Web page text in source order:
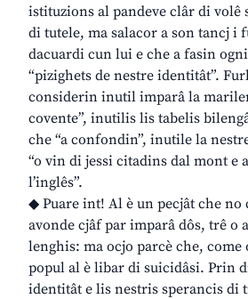
istituzions al pandeve clâr di volê
di tutele, ma salacor a son tancj i
dacuardi cun lui e che a fasin
“pizighets de nestre identitât”.
considerin inutil imparâ la
covente”, inutilis lis tabelis
che “a confondin”, inutile la
“o vin di jessi citadins dal mont e
l’inglês”.
◆ Puare int! Al è un pecjât che no
avonde cjâf par imparâ dôs, trê o
lenghis: ma ocjo parcè che,
popul al è libar di suicidâsi. Prin
identitât e lis nestris sperancis di